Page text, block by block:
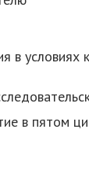
в условиях
в пятом